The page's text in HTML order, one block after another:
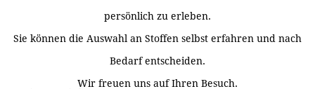
persönlich zu erleben.
Sie können die Auswahl an Stoffen selbst erfahren und nach
Bedarf entscheiden.
Wir freuen uns auf Ihren Besuch.